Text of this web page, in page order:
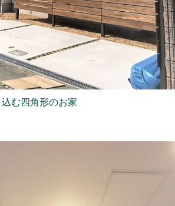
む四角形のお家